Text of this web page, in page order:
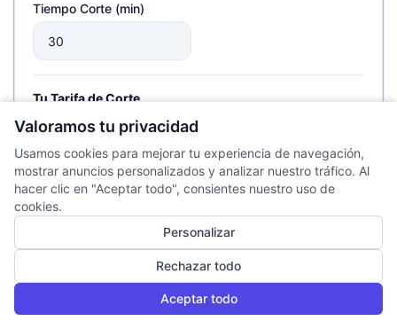
Tiempo Corte (min)
Tu Tarifa de Corte
Precio x Minuto ($)
Margen de Riesgo (%)
Para cubrir errores, material defectuoso o fallas inesperadas.
Valoramos tu privacidad
Usamos cookies para mejorar tu experiencia de navegación,
mostrar anuncios personalizados y analizar nuestro tráfico. Al
hacer clic en "Aceptar todo", consientes nuestro uso de
cookies.
Personalizar
Rechazar todo
Aceptar todo